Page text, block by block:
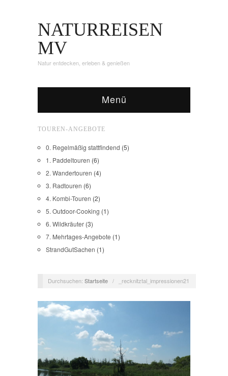
NATURREISEN
MV
Natur entdecken, erleben & genießen
Menü
TOUREN-ANGEBOTE
0. Regelmäßig stattfindend (5)
1. Paddeltouren (6)
2. Wandertouren (4)
3. Radtouren (6)
4. Kombi-Touren (2)
5. Outdoor-Cooking (1)
6. Wildkräuter (3)
7. Mehrtages-Angebote (1)
StrandGutSachen (1)
Durchsuchen: Startseite / _recknitztal_impressionen21